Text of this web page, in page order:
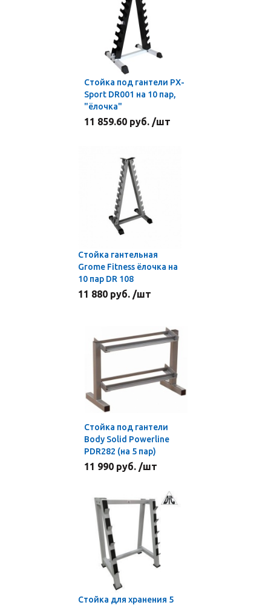
Стойка под гантели PX-
Sport DR001 на 10 пар,
"ёлочка"
11 859.60 руб. /шт
Стойка гантельная
Grome Fitness ёлочка на
10 пар DR 108
11 880 руб. /шт
Стойка под гантели
Body Solid Powerline
PDR282 (на 5 пар)
11 990 руб. /шт
Стойка для хранения 5